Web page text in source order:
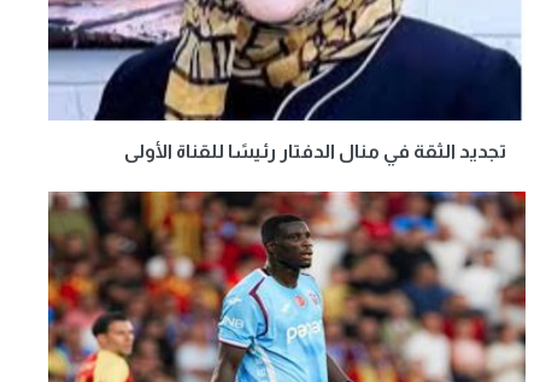
تجديد الثقة في منال الدفتار رئيسًا للقناة الأولى